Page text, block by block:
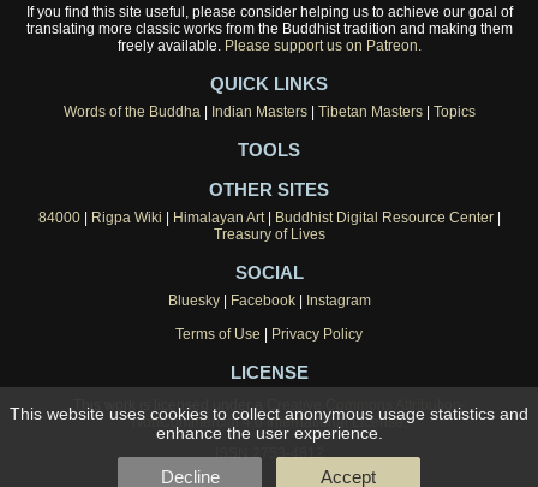
If you find this site useful, please consider helping us to achieve our goal of
translating more classic works from the Buddhist tradition and making them
freely available. Please support us on Patreon.
QUICK LINKS
Words of the Buddha | Indian Masters| Tibetan Masters| Topics
TOOLS
OTHER SITES
84000| Rigpa Wiki | Himalayan Art| Buddhist Digital Resource Center|
Treasury of Lives
SOCIAL
Bluesky| Facebook| Instagram
Terms of Use | Privacy Policy
LICENSE
This work is licensed under a
Creative Commons Attribution-
NonCommercial 4.0 International License.
This website uses cookies to collect anonymous usage statistics and
enhance the user experience.
Decline Accept